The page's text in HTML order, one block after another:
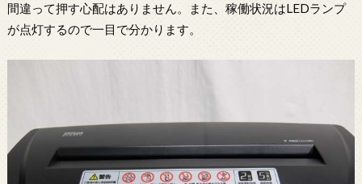
間違って押す心配はありません。また、稼働状況はLEDランプ
が点灯するので一目で分かります。